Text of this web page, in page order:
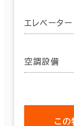
エレベーター
空調設備
この